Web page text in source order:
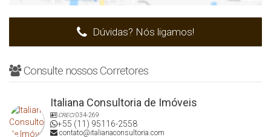
Dúvidas? Nós ligamos!
Consulte nossos Corretores
Italiana Consultoria de Imóveis
CRECI034-269
+55 (11) 95116-2558
contato@italianaconsultoria.com